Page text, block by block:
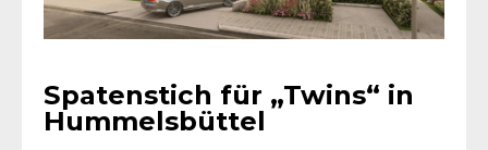
Spatenstich für „Twins“ in
Hummelsbüttel